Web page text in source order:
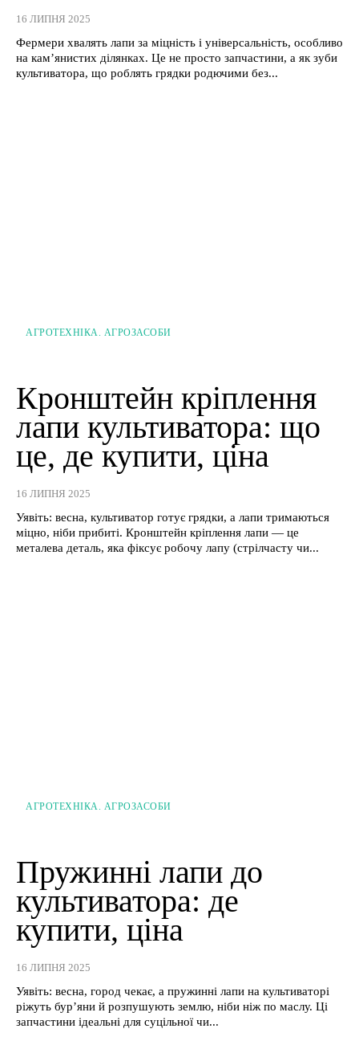
16 ЛИПНЯ 2025
Фермери хвалять лапи за міцність і універсальність, особливо
на кам’янистих ділянках. Це не просто запчастини, а як зуби
культиватора, що роблять грядки родючими без...
АГРОТЕХНІКА. АГРОЗАСОБИ
Кронштейн кріплення
лапи культиватора: що
це, де купити, ціна
16 ЛИПНЯ 2025
Уявіть: весна, культиватор готує грядки, а лапи тримаються
міцно, ніби прибиті. Кронштейн кріплення лапи — це
металева деталь, яка фіксує робочу лапу (стрілчасту чи...
АГРОТЕХНІКА. АГРОЗАСОБИ
Пружинні лапи до
культиватора: де
купити, ціна
16 ЛИПНЯ 2025
Уявіть: весна, город чекає, а пружинні лапи на культиваторі
ріжуть бур’яни й розпушують землю, ніби ніж по маслу. Ці
запчастини ідеальні для суцільної чи...